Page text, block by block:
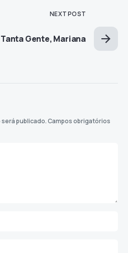
NEXT POST
Tanta Gente, Mariana
publicado.Campos obrigatórios